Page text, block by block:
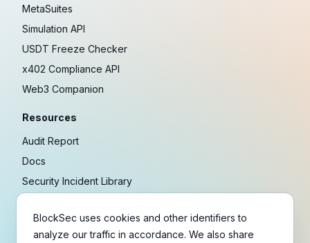
MetaSuites
Simulation API
USDT Freeze Checker
x402 Compliance API
Web3 Companion
Resources
Audit Report
Docs
Security Incident Library
Research
BlockSec uses cookies and other identifiers to
analyze our traffic in accordance. We also share